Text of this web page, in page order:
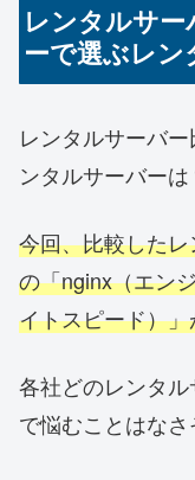
レンタルサ
ーで選ぶレ
レンタルサーバ
ンタルサーバーは
今回、比較した
の「nginx（エン
イトスピード）
各社どのレンタ
で悩むことはなさ